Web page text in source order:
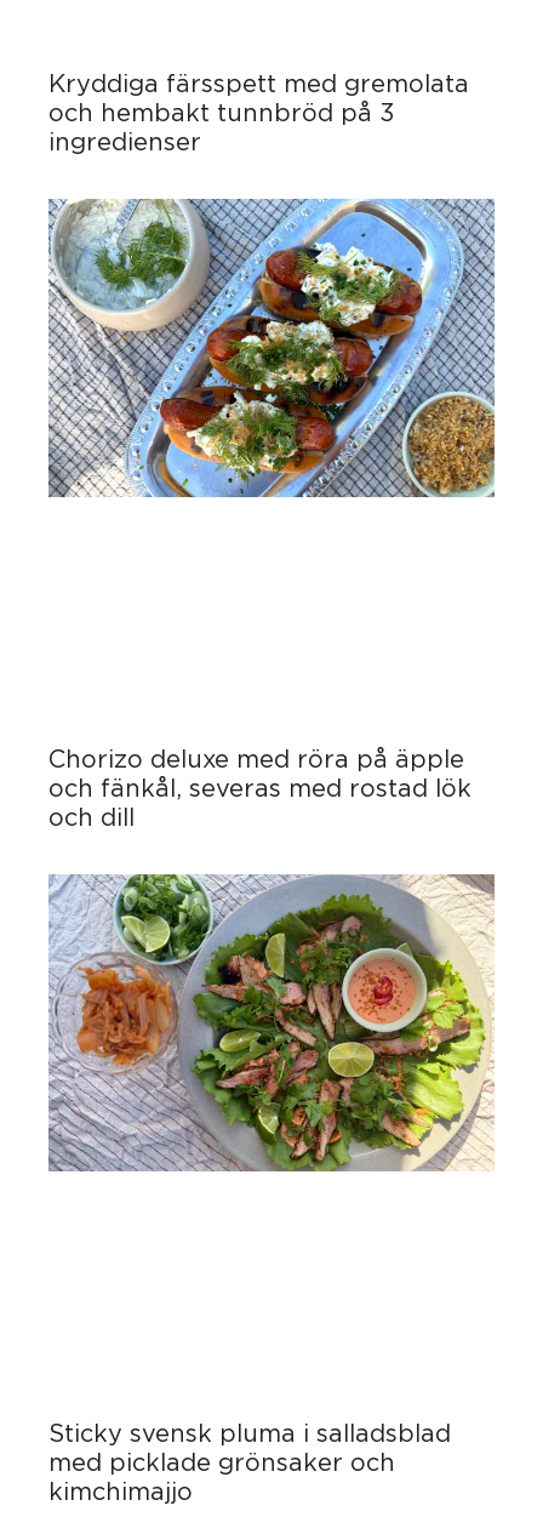
Kryddiga färsspett med gremolata
och hembakt tunnbröd på 3
ingredienser
Chorizo deluxe med röra på äpple
och fänkål, severas med rostad lök
och dill
Sticky svensk pluma i salladsblad
med picklade grönsaker och
kimchimajjo